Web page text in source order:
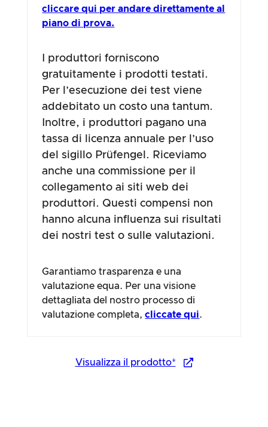
cliccare qui per andare direttamente al
piano di prova.
I produttori forniscono
gratuitamente i prodotti testati.
Per l’esecuzione dei test viene
addebitato un costo una tantum.
Inoltre, i produttori pagano una
tassa di licenza annuale per l’uso
del sigillo Prüfengel. Riceviamo
anche una commissione per il
collegamento ai siti web dei
produttori. Questi compensi non
hanno alcuna influenza sui risultati
dei nostri test o sulle valutazioni.
Garantiamo trasparenza e una
valutazione equa. Per una visione
dettagliata del nostro processo di
valutazione completa,cliccate qui.
Visualizza il prodotto*